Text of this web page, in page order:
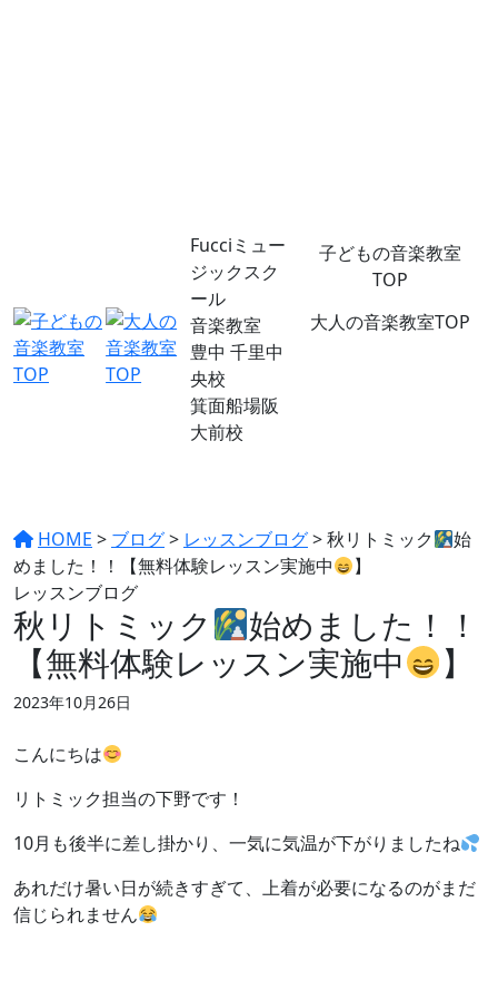
Fucciミュー
ジックスク
ール
音楽教室
豊中 千里中
央校
箕面船場阪
大前校
子どもの音楽教室
TOP
大人の音楽教室TOP
HOME > ブログ> レッスンブログ>秋リトミック
始
めました！！【無料体験レッスン実施中
】
レッスンブログ
秋リトミック
始めました！！
【無料体験レッスン実施中
】
2023年10月26日
こんにちは
リトミック担当の下野です！
10月も後半に差し掛かり、一気に気温が下がりましたね
あれだけ暑い日が続きすぎて、上着が必要になるのがまだ
信じられません